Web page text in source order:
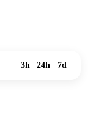
3h 24h 7d